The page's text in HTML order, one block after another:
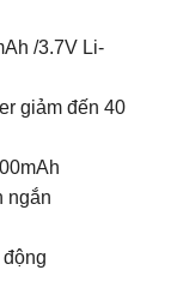
/3.7V Li-
giảm đến 40
ngắn